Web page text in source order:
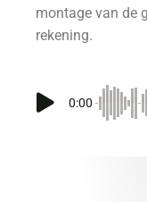
montage van de
rekening.
0:00